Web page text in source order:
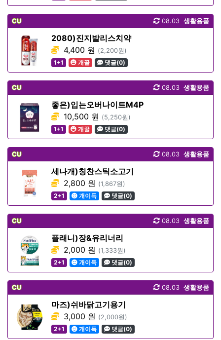
CU 생활용품
08.03
2080)진지발리스치약
4,400 원 (2,200원)
1+1
개꿀 댓글(0)
CU 생활용품
08.03
좋은)입는오버나이트M4P
10,500 원 (5,250원)
1+1
개꿀 댓글(0)
CU 생활용품
08.03
세나개)칭찬스틱소고기
2,800 원 (1,867원)
2+1
개이득 댓글(0)
CU 생활용품
08.03
플래니)장&유리너리
2,000 원 (1,333원)
2+1
개이득 댓글(0)
CU 생활용품
08.03
마즈)쉬바닭고기용기
3,000 원 (2,000원)
2+1
개이득 댓글(0)